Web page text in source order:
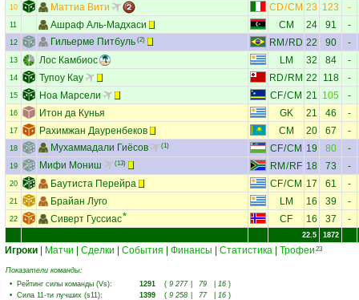
10 Маттиа Вити CD/CM 23 123 -
11 Ашраф Аль-Мадхаси CM 24 91 -
12 Гильерме Питбуль (2) RM / RD 22 90 -
13 Лос Камбиос LM 32 84 -
14 Тупоу Кау RD/ RM 22 118 -
15 Ноа Марсели CF/CM 21 105 -
16 Итон да Кунья GK 21 46 -
17 Рахимжан Дауренбеков CM 20 67 -
18 Мухаммадали Гиёсов (1) CF/CM 19 80 -
19 Мифи Мониш (13) RM / RF 18 73 -
20 Баутиста Перейра CF/CM 17 61 -
21 Брайан Луго LM 16 39 -
22 Сиверт Гуссиас CF 16 37 -
22.5 1872
Игроки Матчи Сделки События Финансы Статистика Трофеи 23
Показатели команды:
• Рейтинг силы команды (Vs): 1291 ( 9 277 79 16 )
• Сила 11-ти лучших (s11): 1399 ( 9 258 77 16 )